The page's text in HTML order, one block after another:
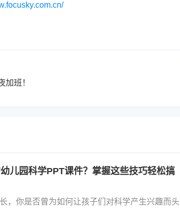
加班！
儿园科学PPT课件？掌握这些技巧轻松搞
，你是否曾为如何让孩子们对科学产生兴趣而头